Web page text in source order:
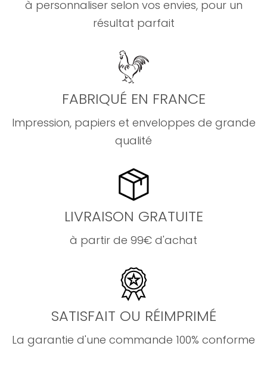
à personnaliser selon vos envies, pour un
résultat parfait
FABRIQUÉ EN FRANCE
Impression, papiers et enveloppes de grande
qualité
LIVRAISON GRATUITE
à partir de 99€ d'achat
SATISFAIT OU RÉIMPRIMÉ
La garantie d'une commande 100% conforme